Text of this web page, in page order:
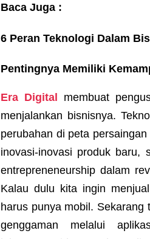
Baca Juga :
6 Peran Teknologi Dalam
Pentingnya Memiliki
Era Digital membuat
menjalankan bisnisnya.
perubahan di peta
inovasi-inovasi produk baru,
entrepreneneurship dalam
Kalau dulu kita ingin
harus punya mobil.
genggaman melalui